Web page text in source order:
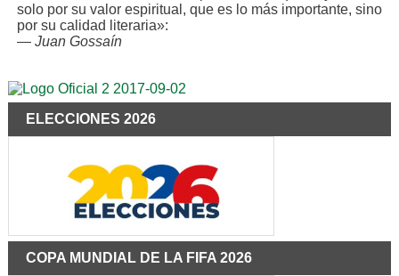
solo por su valor espiritual, que es lo más importante, sino
por su calidad literaria»:
— Juan Gossaín
ELECCIONES 2026
COPA MUNDIAL DE LA FIFA 2026